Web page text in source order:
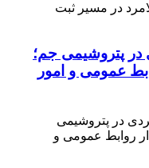
در پتروشیمی جم؛
عمومی و امور